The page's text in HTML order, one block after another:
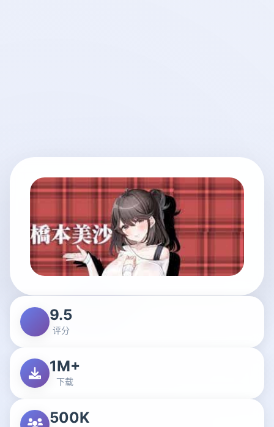
9.5
评分
1M+
下载
500K